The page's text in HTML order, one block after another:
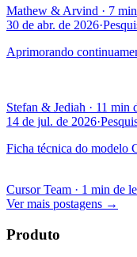
Mathew & Arvind · 7
30 de abr. de 2026·
Aprimorando
Stefan & Jediah · 11 min
14 de jul. de 2026·
Ficha técnica do modelo
Cursor Team · 1 min de
Ver mais postagens →
Produto